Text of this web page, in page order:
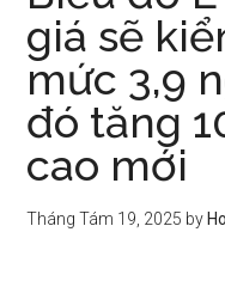
giá sẽ
mức 3,9
đó tăng
cao mới
Tháng Tám 19, 2025 by